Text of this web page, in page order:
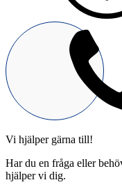
Mekanik
Linjärenheter
Axelkopplingar
Positionsvisare /
Pulsgivare / Encoders
Vi hjälper gärna till!
Har du en fråga eller
hjälper vi dig.